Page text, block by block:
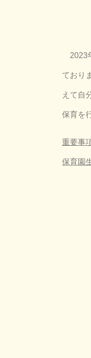
2023
ており
えて自
保育を
重要事
保育園